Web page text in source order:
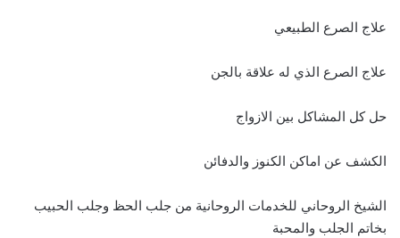
علاج الصرع الطبيعي
علاج الصرع الذي له علاقة بالجن
حل كل المشاكل بين الازواج
الكشف عن اماكن الكنوز والدفائن
الشيخ الروحاني للخدمات الروحانية من جلب الحظ وجلب الحبيب
بخاتم الجلب والمحبة